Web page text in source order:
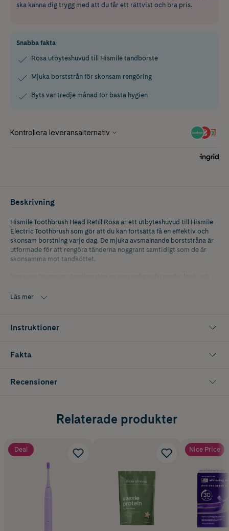
ska känna dig trygg med att du får ett rättvist och bra pris.
Snabba fakta
Rosa utbyteshuvud till Hismile tandborste
Mjuka borststrån för skonsam rengöring
Byts var tredje månad för bästa hygien
Beskrivning
Hismile Toothbrush Head Refill Rosa är ett utbyteshuvud till Hismile
Electric Toothbrush som gör att du kan fortsätta få en effektiv och
skonsam borstning varje dag. De mjuka avsmalnande borststråna är
utformade för att rengöra tänderna noggrant samtidigt som de är
skonsamma mot tandköttet.
bästa resultat rekommenderas att tandborsthuvudet byts var tredje
Läs mer
Instruktioner
Fakta
Recensioner
Relaterade produkter
Deal Nice Price